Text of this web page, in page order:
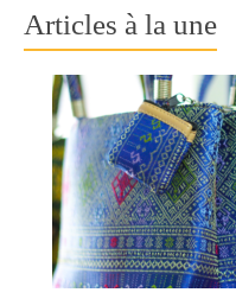
Articles à la une